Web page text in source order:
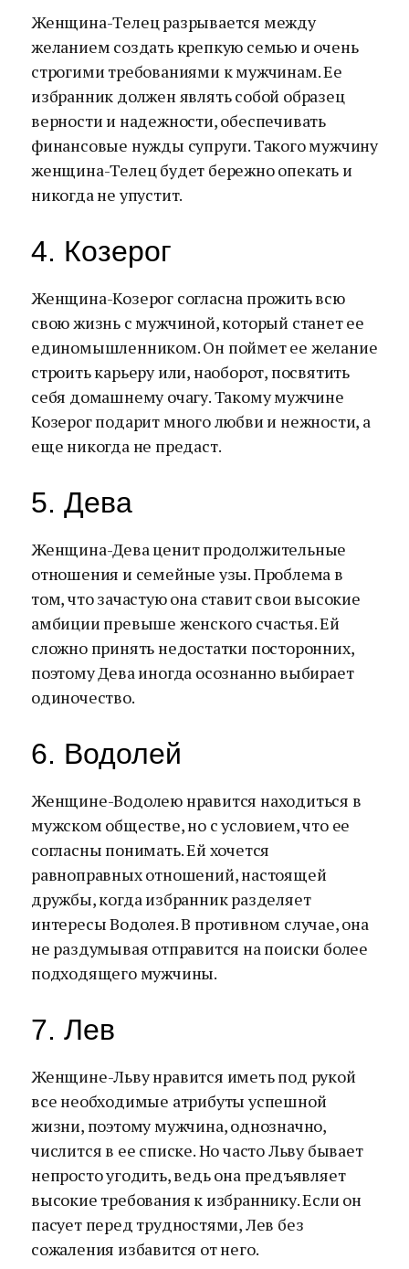
Женщина-Телец разрывается между
желанием создать крепкую семью и очень
строгими требованиями к мужчинам. Ее
избранник должен являть собой образец
верности и надежности, обеспечивать
финансовые нужды супруги. Такого мужчину
женщина-Телец будет бережно опекать и
никогда не упустит.
4. Козерог
Женщина-Козерог согласна прожить всю
свою жизнь с мужчиной, который станет ее
единомышленником. Он поймет ее желание
строить карьеру или, наоборот, посвятить
себя домашнему очагу. Такому мужчине
Козерог подарит много любви и нежности, а
еще никогда не предаст.
5. Дева
Женщина-Дева ценит продолжительные
отношения и семейные узы. Проблема в
том, что зачастую она ставит свои высокие
амбиции превыше женского счастья. Ей
сложно принять недостатки посторонних,
поэтому Дева иногда осознанно выбирает
одиночество.
6. Водолей
Женщине-Водолею нравится находиться в
мужском обществе, но с условием, что ее
согласны понимать. Ей хочется
равноправных отношений, настоящей
дружбы, когда избранник разделяет
интересы Водолея. В противном случае, она
не раздумывая отправится на поиски более
подходящего мужчины.
7. Лев
Женщине-Льву нравится иметь под рукой
все необходимые атрибуты успешной
жизни, поэтому мужчина, однозначно,
числится в ее списке. Но часто Льву бывает
непросто угодить, ведь она предъявляет
высокие требования к избраннику. Если он
пасует перед трудностями, Лев без
сожаления избавится от него.